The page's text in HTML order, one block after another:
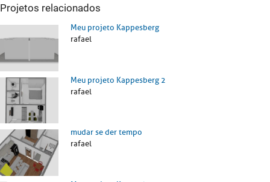
Projetos relacionados
Meu projeto Kappesberg
rafael
Meu projeto Kappesberg 2
rafael
mudar se der tempo
rafael